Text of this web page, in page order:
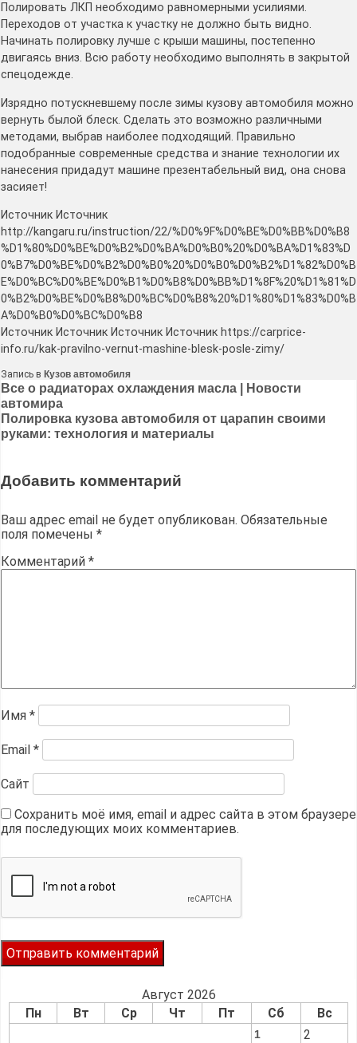
Полировать ЛКП необходимо равномерными усилиями.
Переходов от участка к участку не должно быть видно.
Начинать полировку лучше с крыши машины, постепенно
двигаясь вниз. Всю работу необходимо выполнять в закрытой
спецодежде.
Изрядно потускневшему после зимы кузову автомобиля можно
вернуть былой блеск. Сделать это возможно различными
методами, выбрав наиболее подходящий. Правильно
подобранные современные средства и знание технологии их
нанесения придадут машине презентабельный вид, она снова
засияет!
Источник Источник
http://kangaru.ru/instruction/22/%D0%9F%D0%BE%D0%BB%D0%B8
%D1%80%D0%BE%D0%B2%D0%BA%D0%B0%20%D0%BA%D1%83%D
0%B7%D0%BE%D0%B2%D0%B0%20%D0%B0%D0%B2%D1%82%D0%B
E%D0%BC%D0%BE%D0%B1%D0%B8%D0%BB%D1%8F%20%D1%81%D
0%B2%D0%BE%D0%B8%D0%BC%D0%B8%20%D1%80%D1%83%D0%B
A%D0%B0%D0%BC%D0%B8
Источник Источник Источник Источник https://carprice-
info.ru/kak-pravilno-vernut-mashine-blesk-posle-zimy/
Запись в Кузов автомобиля
Навигация
по
записям
Все о радиаторах охлаждения масла | Новости
автомира
Полировка кузова автомобиля от царапин своими
руками: технология и материалы
Добавить комментарий
Ваш адрес email не будет опубликован. Обязательные
поля помечены *
Комментарий *
Имя *
Email *
Сайт
Сохранить моё имя, email и адрес сайта в этом браузере
для последующих моих комментариев.
Август 2026
Пн
Вт Ср Чт Пт Сб Вс
1
2